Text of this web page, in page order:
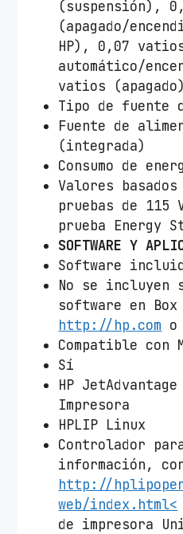
(suspensión),
(apagado/
HP), 0,07
automático/
vatios
Tipo de fuente
Fuente de
(integrada)
Consumo de
Valores
pruebas de 115
prueba Energy
SOFTWARE Y
Software
No se incluyen
software en Box
http://hp.com
Compatible con
Sí
HP
Impresora
HPLIP Linux
Controlador
información,
http://
web/index.html<
de impresora